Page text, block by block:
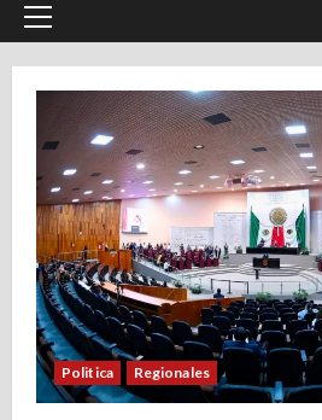
Menú
Politica Regionales